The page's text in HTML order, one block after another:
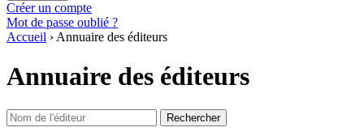
Créer un compte
Mot de passe oublié ?
Accueil › Annuaire des éditeurs
Annuaire des éditeurs